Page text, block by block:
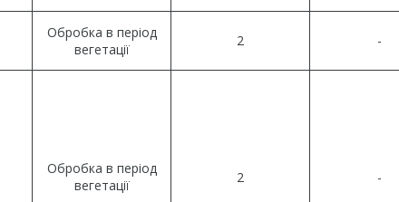
Обробка в період
вегетації
2 -
Обробка в період
вегетації
2 -